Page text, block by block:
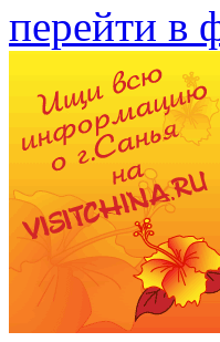
перейти в